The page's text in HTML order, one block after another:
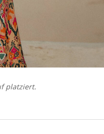
platziert.